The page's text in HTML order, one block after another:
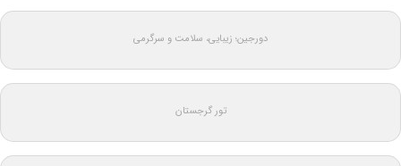
دورجین؛ زیبایی، سلامت و سرگرمی
تور گرجستان